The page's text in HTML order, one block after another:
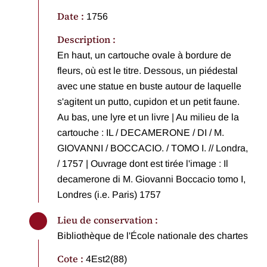
Date : 1756
Description :
En haut, un cartouche ovale à bordure de
fleurs, où est le titre. Dessous, un piédestal
avec une statue en buste autour de laquelle
s'agitent un putto, cupidon et un petit faune.
Au bas, une lyre et un livre | Au milieu de la
cartouche : IL / DECAMERONE / DI / M.
GIOVANNI / BOCCACIO. / TOMO I. // Londra,
/ 1757 | Ouvrage dont est tirée l'image : Il
decamerone di M. Giovanni Boccacio tomo I,
Londres (i.e. Paris) 1757
Lieu de conservation :
Bibliothèque de l'École nationale des chartes
Cote : 4Est2(88)